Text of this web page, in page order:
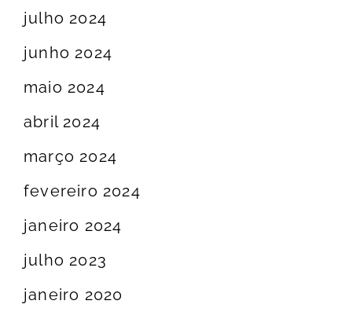
julho 2024
junho 2024
maio 2024
abril 2024
março 2024
fevereiro 2024
janeiro 2024
julho 2023
janeiro 2020